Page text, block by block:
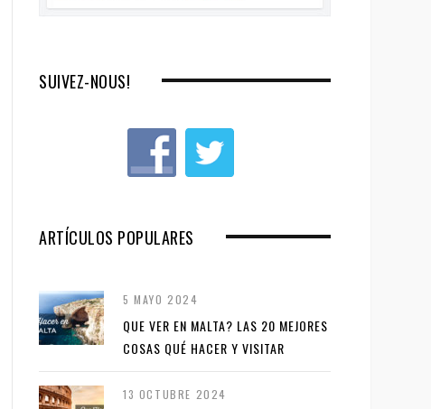
SUIVEZ-NOUS!
ARTÍCULOS POPULARES
5 MAYO 2024
QUE VER EN MALTA? LAS 20 MEJORES
COSAS QUÉ HACER Y VISITAR
13 OCTUBRE 2024